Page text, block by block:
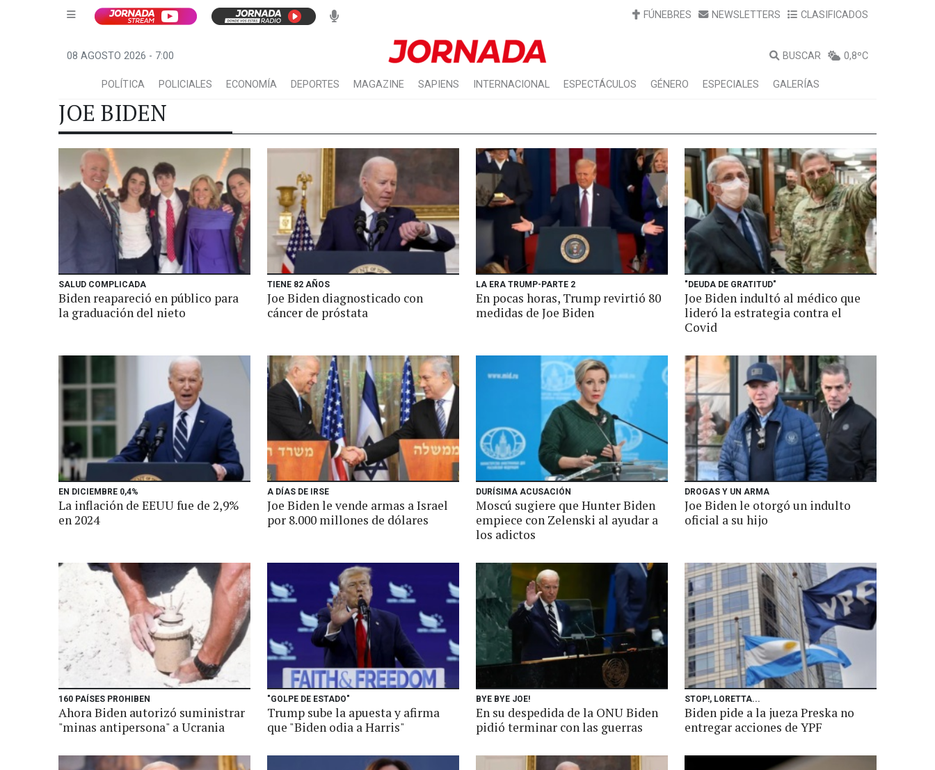
FÚNEBRES NEWSLETTERS CLASIFICADOS
08 AGOSTO 2026 - 7:00 BUSCAR 0,8ºC
POLÍTICA POLICIALES ECONOMÍA DEPORTES MAGAZINE SAPIENS INTERNACIONAL ESPECTÁCULOS GÉNERO ESPECIALES GALERÍAS
JOE BIDEN
SALUD COMPLICADA
Biden reapareció en público para
la graduación del nieto
TIENE 82 AÑOS
Joe Biden diagnosticado con
cáncer de próstata
LA ERA TRUMP-PARTE 2
En pocas horas, Trump revirtió 80
medidas de Joe Biden
"DEUDA DE GRATITUD"
Joe Biden indultó al médico que
lideró la estrategia contra el
Covid
EN DICIEMBRE 0,4%
La inflación de EEUU fue de 2,9%
en 2024
A DÍAS DE IRSE
Joe Biden le vende armas a Israel
por 8.000 millones de dólares
DURÍSIMA ACUSACIÓN
Moscú sugiere que Hunter Biden
empiece con Zelenski al ayudar a
los adictos
DROGAS Y UN ARMA
Joe Biden le otorgó un indulto
oficial a su hijo
160 PAÍSES PROHIBEN
Ahora Biden autorizó suministrar
"minas antipersona" a Ucrania
"GOLPE DE ESTADO"
Trump sube la apuesta y afirma
que "Biden odia a Harris"
BYE BYE JOE!
En su despedida de la ONU Biden
pidió terminar con las guerras
STOP!, LORETTA...
Biden pide a la jueza Preska no
entregar acciones de YPF